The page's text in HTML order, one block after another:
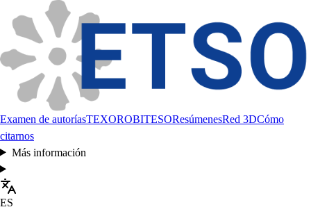
Examen de autoríasTEXOROBITESOResúmenesRed 3DCómo
citarnos
Más información
ES